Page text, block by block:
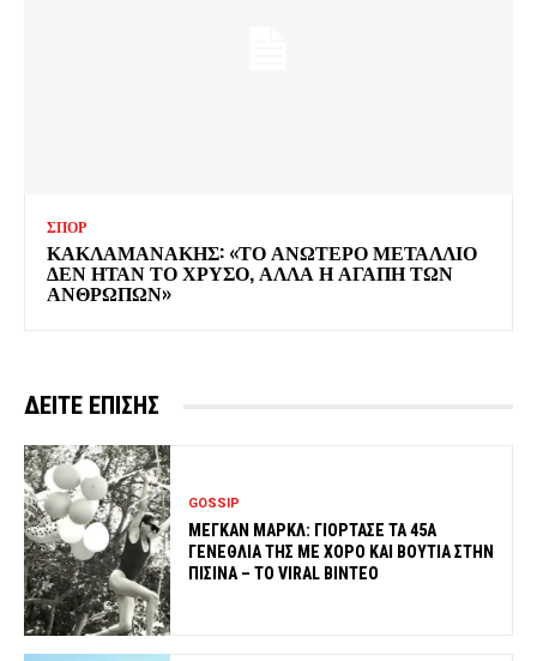
ΣΠΟΡ
ΚΑΚΛΑΜΑΝΑΚΗΣ: «ΤΟ ΑΝΩΤΕΡΟ ΜΕΤΑΛΛΙΟ
ΔΕΝ ΗΤΑΝ ΤΟ ΧΡΥΣΟ, ΑΛΛΑ Η ΑΓΑΠΗ ΤΩΝ
ΑΝΘΡΩΠΩΝ»
ΔΕΙΤΕ ΕΠΙΣΗΣ
GOSSIP
ΜΕΓΚΑΝ ΜΑΡΚΛ: ΓΙΟΡΤΑΣΕ ΤΑ 45Α
ΓΕΝΕΘΛΙΑ ΤΗΣ ΜΕ ΧΟΡΟ ΚΑΙ ΒΟΥΤΙΑ ΣΤΗΝ
ΠΙΣΙΝΑ – ΤΟ VIRAL ΒΙΝΤΕΟ